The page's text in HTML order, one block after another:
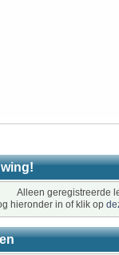
Alleen geregistreerde
hieronder in of klik op